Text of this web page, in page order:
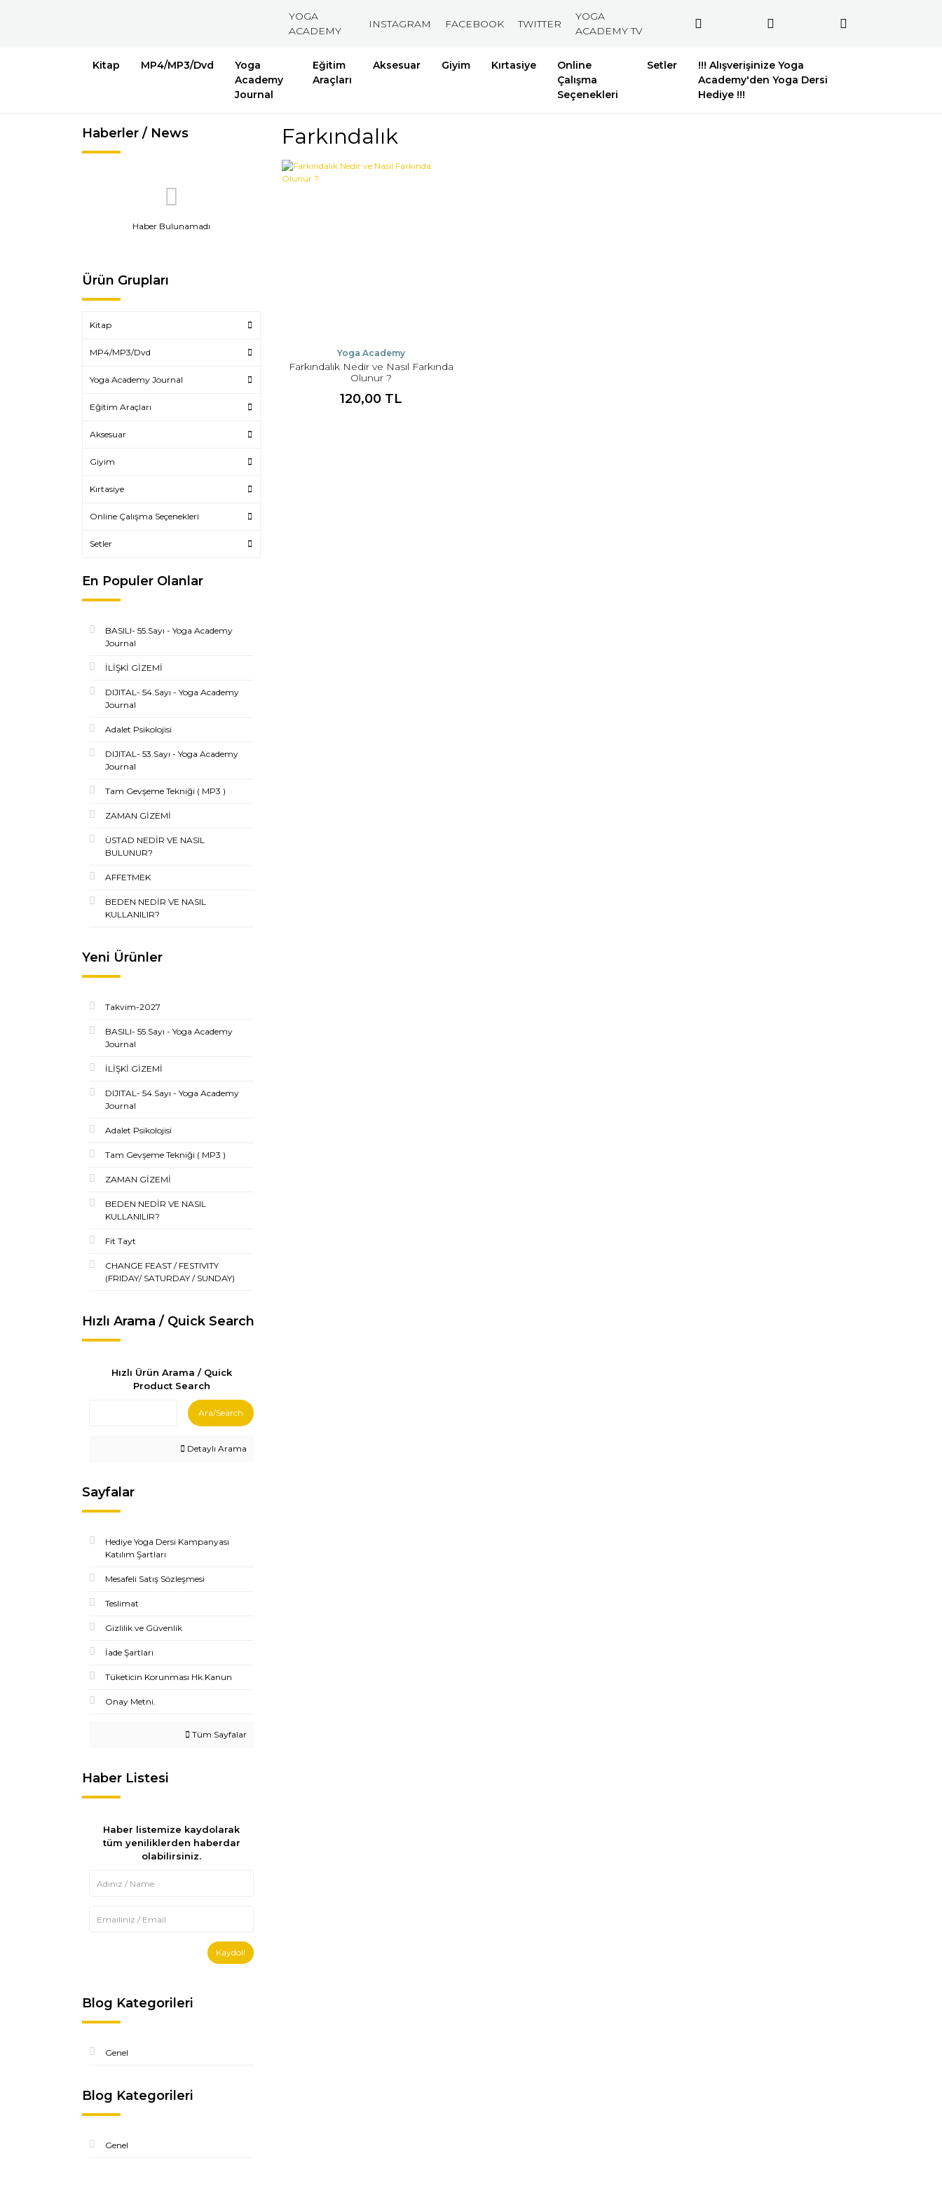
YOGA
ACADEMY
INSTAGRAM FACEBOOK TWITTER
YOGA
ACADEMY TV
Kitap MP4/MP3/Dvd
Yoga
Academy
Journal
Eğitim
Araçları
Aksesuar Giyim Kırtasiye
Online
Çalışma
Seçenekleri
Setler
!!! Alışverişinize Yoga
Academy'den Yoga Dersi
Hediye !!!
Haberler / News
Haber Bulunamadı
Ürün Grupları
Kitap
MP4/MP3/Dvd
Yoga Academy Journal
Eğitim Araçları
Aksesuar
Giyim
Kırtasiye
Online Çalışma Seçenekleri
Setler
En Populer Olanlar
BASILI- 55.Sayı - Yoga Academy
Journal
İLİŞKİ GİZEMİ
DIJITAL- 54.Sayı - Yoga Academy
Journal
Adalet Psikolojisi
DIJITAL- 53.Sayı - Yoga Academy
Journal
Tam Gevşeme Tekniği ( MP3 )
ZAMAN GİZEMİ
ÜSTAD NEDİR VE NASIL
BULUNUR?
AFFETMEK
BEDEN NEDİR VE NASIL
KULLANILIR?
Yeni Ürünler
Takvim-2027
BASILI- 55.Sayı - Yoga Academy
Journal
İLİŞKİ GİZEMİ
DIJITAL- 54.Sayı - Yoga Academy
Journal
Adalet Psikolojisi
Tam Gevşeme Tekniği ( MP3 )
ZAMAN GİZEMİ
BEDEN NEDİR VE NASIL
KULLANILIR?
Fit Tayt
CHANGE FEAST / FESTIVITY
(FRIDAY/ SATURDAY / SUNDAY)
Hızlı Arama / Quick Search
Hızlı Ürün Arama / Quick
Product Search
Ara/Search
Detaylı Arama
Sayfalar
Hediye Yoga Dersi Kampanyası
Katılım Şartları
Mesafeli Satış Sözleşmesi
Teslimat
Gizlilik ve Güvenlik
İade Şartları
Tüketicin Korunması Hk.Kanun
Onay Metni.
Tüm Sayfalar
Haber Listesi
Haber listemize kaydolarak
tüm yeniliklerden haberdar
olabilirsiniz.
Kaydol!
Blog Kategorileri
Genel
Blog Kategorileri
Genel
Farkındalık
Yoga Academy
Farkındalık Nedir ve Nasıl Farkında
Olunur ?
120,00 TL